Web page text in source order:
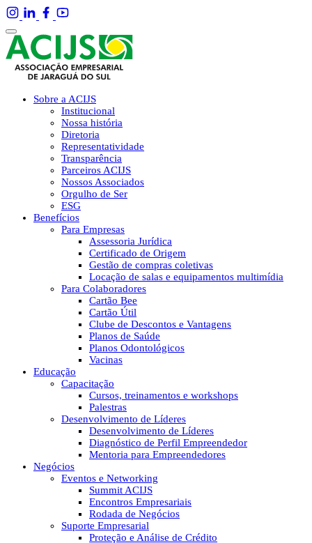
Sobre a ACIJS
Institucional
Nossa história
Diretoria
Representatividade
Transparência
Parceiros ACIJS
Nossos Associados
Orgulho de Ser
ESG
Benefícios
Para Empresas
Assessoria Jurídica
Certificado de Origem
Gestão de compras coletivas
Locação de salas e equipamentos multimídia
Para Colaboradores
Cartão Bee
Cartão Útil
Clube de Descontos e Vantagens
Planos de Saúde
Planos Odontológicos
Vacinas
Educação
Capacitação
Cursos, treinamentos e workshops
Palestras
Desenvolvimento de Líderes
Desenvolvimento de Líderes
Diagnóstico de Perfil Empreendedor
Mentoria para Empreendedores
Negócios
Eventos e Networking
Summit ACIJS
Encontros Empresariais
Rodada de Negócios
Suporte Empresarial
Proteção e Análise de Crédito